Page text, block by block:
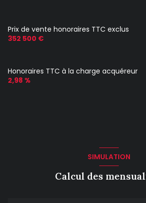
Prix de vente honoraires TTC exclus
352 500 €
Honoraires TTC à la charge acquéreur
2,98 %
SIMULATION
Calcul des